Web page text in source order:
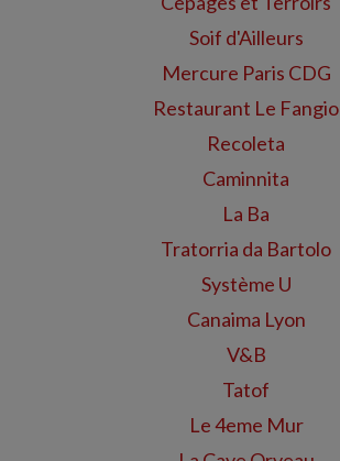
Soif d'Ailleurs
Mercure Paris CDG
Restaurant Le Fangio
Recoleta
Caminnita
La Ba
Tratorria da Bartolo
Système U
Canaima Lyon
V&B
Tatof
Le 4eme Mur